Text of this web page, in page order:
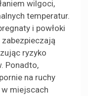
wilgoci,
temperatur.
i powłoki
ryzyko
Ponadto,
na ruchy
miejscach